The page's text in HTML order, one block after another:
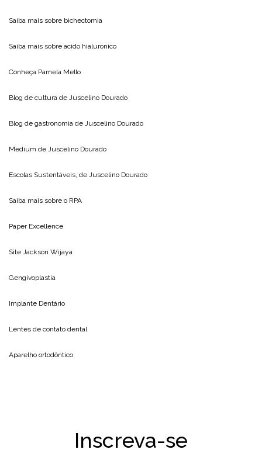
Saiba mais sobre bichectomia
Saiba mais sobre acido hialuronico
Conheça Pamela Mello
Blog de cultura de Juscelino Dourado
Blog de gastronomia de Juscelino Dourado
Medium de Juscelino Dourado
Escolas Sustentáveis, de Juscelino Dourado
Saiba mais sobre o RPA
Paper Excellence
Site Jackson Wijaya
Gengivoplastia
Implante Dentário
Lentes de contato dental
Aparelho ortodôntico
Inscreva-se